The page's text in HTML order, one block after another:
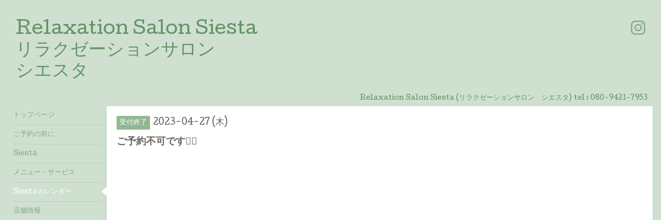
Relaxation Salon Siesta
リラクゼーションサロン
シエスタ
Relaxation Salon Siesta (リラクゼーションサロン シエスタ) tel : 080-9421-7953
受付終了 2023-04-27 (木)
ご予約不可です🙇‍♀️
トップページ
ご予約の前に
Siesta
メニュー・サービス
Siestaカレンダー
店舗情報